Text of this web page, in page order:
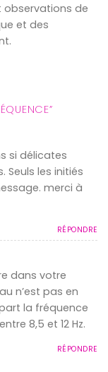
de
et des
”
si délicates
Seuls les initiés
merci à
RÉPONDRE
dans votre
n’est pas en
la fréquence
8,5 et 12 Hz.
RÉPONDRE